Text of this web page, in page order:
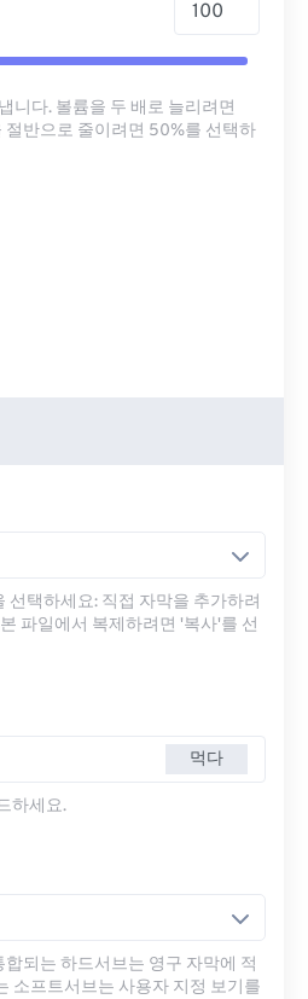
니다. 볼륨을 두 배로 늘리려면
반으로 줄이려면 50%를 선택하
선택하세요: 직접 자막을 추가하려
파일에서 복제하려면 '복사'를 선
먹다
하세요.
되는 하드서브는 영구 자막에 적
소프트서브는 사용자 지정 보기를